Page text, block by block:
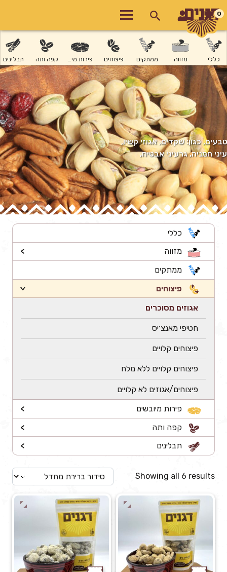
0
כללי מזווה ממתקים פיצוחים פירות מיובשים קפה ותה תבלינים
כגון: שקדים, אגוזי קשיו,
חמניה, גרעיני אבטיח,
כללי
מזווה
>
ממתקים
פיצוחים
>
אגוזים מסוכרים
חטיפי מאנצ׳יס
פיצוחים קלויים
פיצוחים קלויים ללא מלח
פיצוחים/אגוזים לא קלויים
פירות מיובשים
>
קפה ותה
>
תבלינים
>
Showing all 6 results